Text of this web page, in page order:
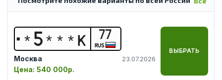
* 5 * * * К 77
RUS
Москва 23.07.2026
Цена: 540 000р.
ВЫБРАТЬ